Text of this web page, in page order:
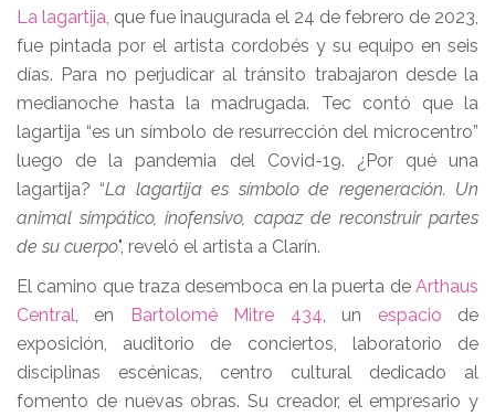
La lagartija, que fue inaugurada el 24 de febrero de 2023,
fue pintada por el artista cordobés y su equipo en seis
días. Para no perjudicar al tránsito trabajaron desde la
medianoche hasta la madrugada. Tec contó que la
lagartija “es un símbolo de resurrección del microcentro”
luego de la pandemia del Covid-19. ¿Por qué una
lagartija? “La lagartija es símbolo de regeneración. Un
animal simpático, inofensivo, capaz de reconstruir partes
de su cuerpo", reveló el artista a Clarín.
El camino que traza desemboca en la puerta de Arthaus
Central, en Bartolomé Mitre 434, un espacio de
exposición, auditorio de conciertos, laboratorio de
disciplinas escénicas, centro cultural dedicado al
fomento de nuevas obras. Su creador, el empresario y